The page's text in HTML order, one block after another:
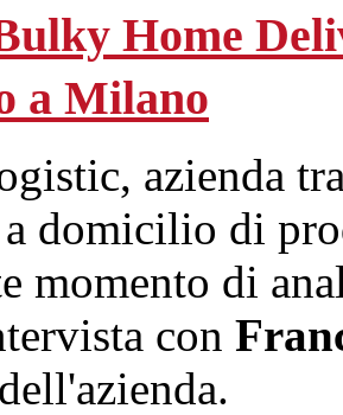
Home
a Milano
azienda
a domicilio di
momento di
con